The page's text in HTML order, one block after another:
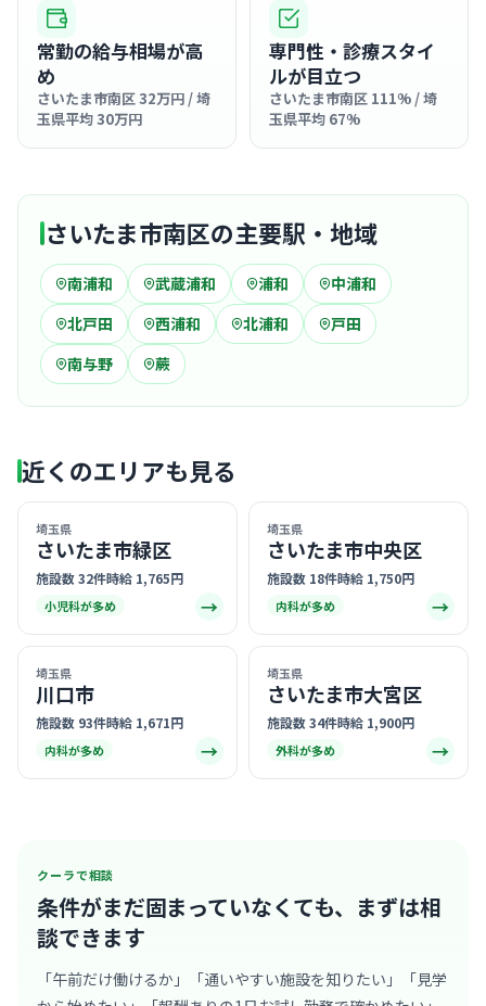
常勤の給与相場が高
め
さいたま市南区 32万円 / 埼
玉県平均 30万円
専門性・診療スタイ
ルが目立つ
さいたま市南区 111% / 埼
玉県平均 67%
さいたま市南区の主要駅・地域
南浦和 武蔵浦和 浦和
中浦和
北戸田
西浦和 北浦和
戸田
南与野
蕨
近くのエリアも見る
埼玉県
さいたま市緑区
施設数 32件時給 1,765円
小児科が多め →
埼玉県
さいたま市中央区
施設数 18件時給 1,750円
内科が多め →
埼玉県
川口市
施設数 93件時給 1,671円
内科が多め →
埼玉県
さいたま市大宮区
施設数 34件時給 1,900円
外科が多め →
クーラで相談
条件がまだ固まっていなくても、 まずは相
談できます
「午前だけ働けるか」「通いやすい施設を知りたい」「見学